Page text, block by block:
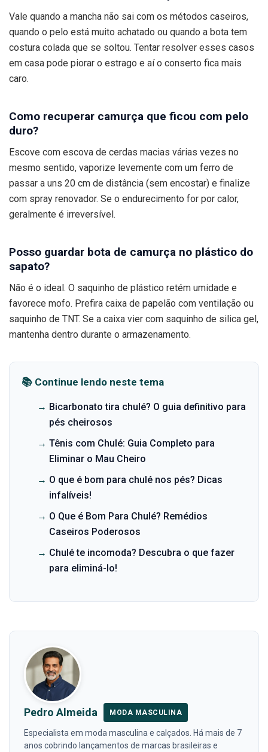
Vale quando a mancha não sai com os métodos caseiros,
quando o pelo está muito achatado ou quando a bota tem
costura colada que se soltou. Tentar resolver esses casos
em casa pode piorar o estrago e aí o conserto fica mais
caro.
Como recuperar camurça que ficou com pelo
duro?
Escove com escova de cerdas macias várias vezes no
mesmo sentido, vaporize levemente com um ferro de
passar a uns 20 cm de distância (sem encostar) e finalize
com spray renovador. Se o endurecimento for por calor,
geralmente é irreversível.
Posso guardar bota de camurça no plástico do
sapato?
Não é o ideal. O saquinho de plástico retém umidade e
favorece mofo. Prefira caixa de papelão com ventilação ou
saquinho de TNT. Se a caixa vier com saquinho de silica gel,
mantenha dentro durante o armazenamento.
📚 Continue lendo neste tema
→ Bicarbonato tira chulé? O guia definitivo para
pés cheirosos
→ Tênis com Chulé: Guia Completo para
Eliminar o Mau Cheiro
→ O que é bom para chulé nos pés? Dicas
infalíveis!
→ O Que é Bom Para Chulé? Remédios
Caseiros Poderosos
→ Chulé te incomoda? Descubra o que fazer
para eliminá-lo!
Pedro Almeida MODA MASCULINA
Especialista em moda masculina e calçados. Há mais de 7
anos cobrindo lançamentos de marcas brasileiras e